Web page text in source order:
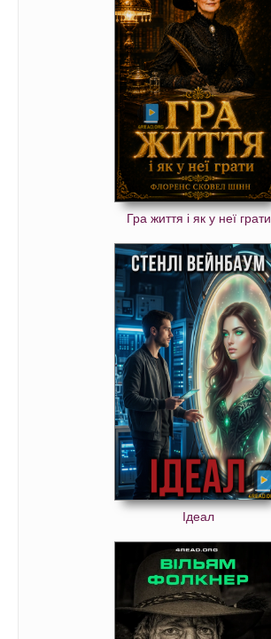
Гра життя і як у неї грати
Ідеал